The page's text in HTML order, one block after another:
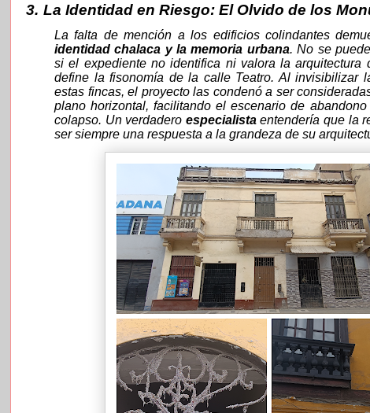
3. La Identidad en Riesgo: El Olvido de los
La falta de mención a los edificios colindantes
identidad chalaca y la memoria urbana. No se
si el expediente no identifica ni valora la arquitectura
define la fisonomía de la calle Teatro. Al invisibilizar
estas fincas, el proyecto las condenó a ser
plano horizontal, facilitando el escenario de
colapso. Un verdadero especialistaentendería que la
ser siempre una respuesta a la grandeza de su